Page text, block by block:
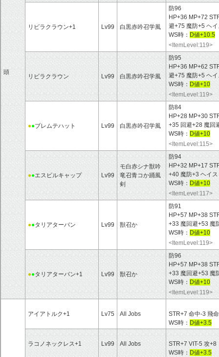
頭
リビラクラウン+1 Lv99 白黒赤吟召学風
防96
HP+36 MP+72
避+75 魔防+5 ヘ
WS時： D値+10.5
<ItemLevel:119>
リビラクラウン Lv99 白黒赤吟召学風
防95
HP+36 MP+62
避+75 魔防+5 ヘ
WS時： D値+10
<ItemLevel:119>
●●ブレムテハット Lv99 白黒赤吟召学風
防84
HP+28 MP+30
+35 回避+28 魔回
WS時： D値+10
<ItemLevel:115>
●●エスピルキャップ Lv99
モ白赤シナ獣吟
竜召青コか踊風
剣
防94
HP+32 MP+17
+40 魔防+3 ヘイ
WS時： D値+10
<ItemLevel:117>
●●タリアターバン Lv99 獣召か
防91
HP+57 MP+38
+33 魔回避+53 魔
WS時： D値+10
<ItemLevel:119>
●●タリアターバン+1 Lv99 獣召か
防96
HP+57 MP+38
+33 魔回避+53 魔
WS時： D値+10
<ItemLevel:119>
アイアトルク+1 Lv75 All Jobs
STR+7 命中-3 飛
WS時： D値+3.5
ラコノネックレス+1 Lv99 All Jobs
STR+7 VIT-5 攻+8
WS時： D値+3.5